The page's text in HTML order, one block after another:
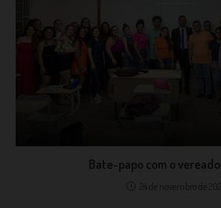
Bate-papo com o
24 de novembro de